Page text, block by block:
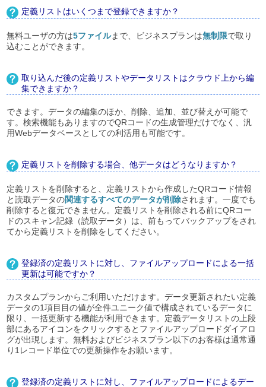
定義リストはいくつまで登録できますか？
無料ユーザの方は5ファイルまで、ビジネスプランは無制限で取り
込むことができます。
取り込んだ後の定義リストやデータリストはクラウド上から編
集できますか？
できます。データの編集のほか、削除、追加、並び替えが可能で
す。検索機能もありますのでQRコードの生成管理だけでなく、汎
用Webデータベースとしての利活用も可能です。
定義リストを削除する場合、他データはどうなりますか？
定義リストを削除すると、定義リストから作成したQRコード情報
と読取データの関連するすべてのデータが削除されます。一度でも
削除すると復元できません。定義リストを削除される前にQRコー
ドのスキャン記録（読取データ）は、前もってバックアップをされ
てから定義リストを削除をしてください。
登録済の定義リストに対し、ファイルアップロードによる一括
更新は可能ですか？
カスタムプランからご利用いただけます。データ更新されたい定義
データの1項目目の値が全件ユニーク値で構成されているデータに
限り、一括更新する機能が利用できます。定義データリストの上段
部にあるアイコンをクリックするとファイルアップロードダイアロ
グが出現します。無料およびビジネスプラン以下のお客様は通常通
り1レコード単位での更新操作をお願います。
登録済の定義リストに対し、ファイルアップロードによるデー